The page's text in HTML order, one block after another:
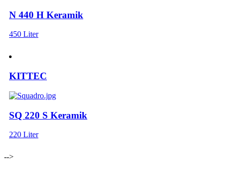
N 440 H Keramik
450 Liter
KITTEC
SQ 220 S Keramik
220 Liter
-->